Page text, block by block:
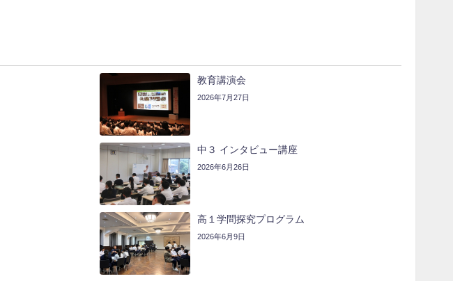
教育講演会
2026年7月27日
中３ インタビュー講座
2026年6月26日
高１学問探究プログラム
2026年6月9日